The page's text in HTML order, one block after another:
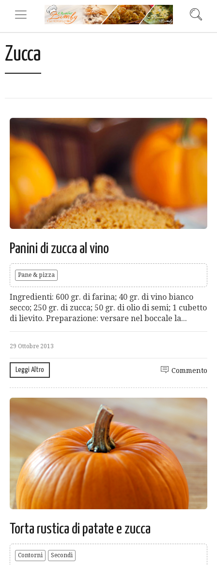
Zucca
Panini di zucca al vino
Pane & pizza
Ingredienti: 600 gr. di farina; 40 gr. di vino bianco
secco; 250 gr. di zucca; 50 gr. di olio di semi; 1 cubetto
di lievito. Preparazione: versare nel boccale la...
29 Ottobre 2013
Leggi Altro Commento
Torta rustica di patate e zucca
Contorni Secondi